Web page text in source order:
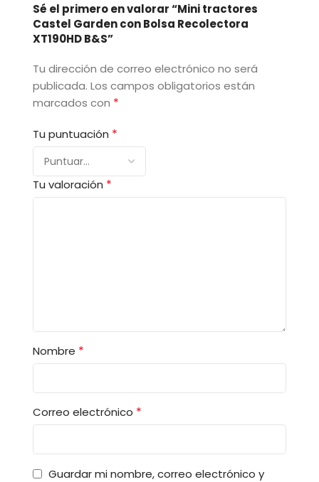
Sé el primero en valorar “Mini tractores
Castel Garden con Bolsa Recolectora
XT190HD B&S”
Tu dirección de correo electrónico no será
publicada. Los campos obligatorios están
marcados con *
Tu puntuación *
Tu valoración *
Nombre *
Correo electrónico *
Guardar mi nombre, correo electrónico y